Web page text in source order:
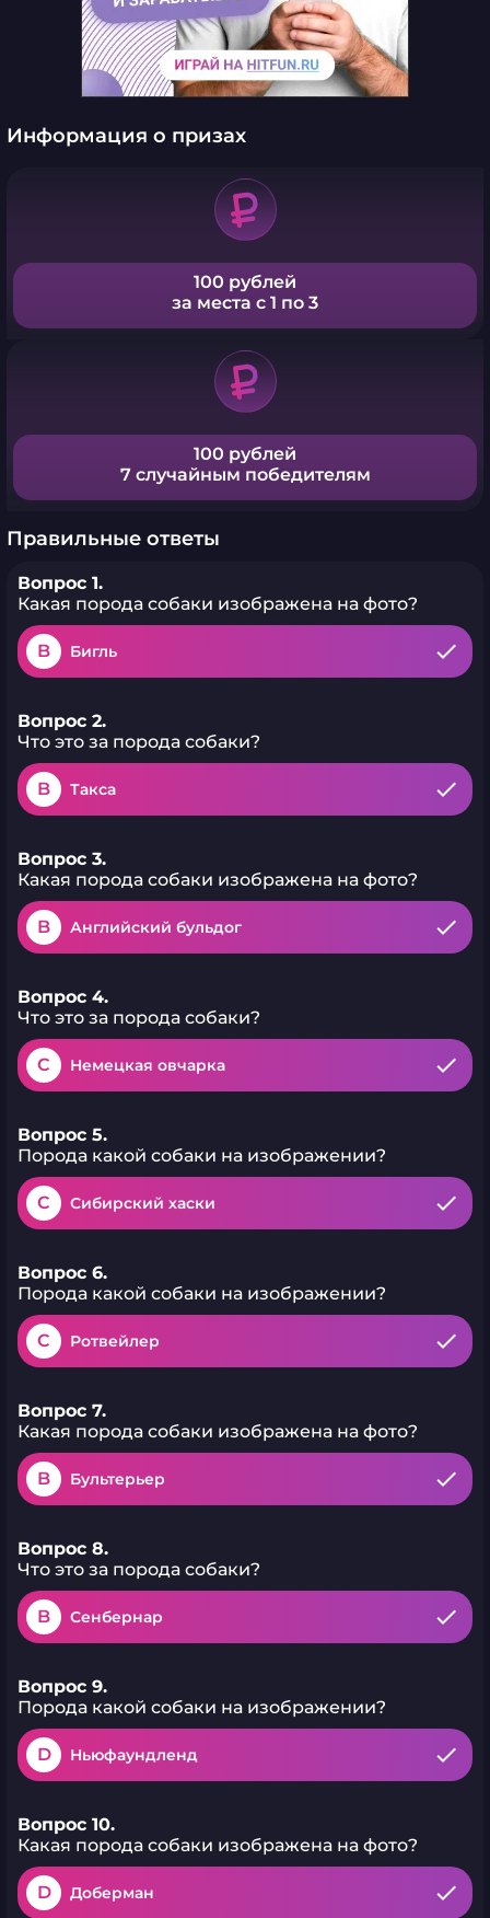
Информация о призах
100 рублей
за места с 1 по 3
100 рублей
7 случайным победителям
Правильные ответы
Вопрос 1.
Какая порода собаки изображена на фото?
B Бигль
Вопрос 2.
Что это за порода собаки?
B Такса
Вопрос 3.
Какая порода собаки изображена на фото?
B Английский бульдог
Вопрос 4.
Что это за порода собаки?
C Немецкая овчарка
Вопрос 5.
Порода какой собаки на изображении?
C Сибирский хаски
Вопрос 6.
Порода какой собаки на изображении?
C Ротвейлер
Вопрос 7.
Какая порода собаки изображена на фото?
B Бультерьер
Вопрос 8.
Что это за порода собаки?
B Сенбернар
Вопрос 9.
Порода какой собаки на изображении?
D Ньюфаундленд
Вопрос 10.
Какая порода собаки изображена на фото?
D Доберман